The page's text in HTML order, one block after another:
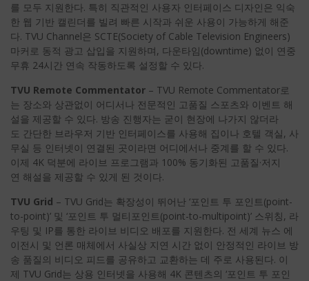
를 모두 지원한다. 특히 직관적인 사용자 인터페이스 디자인은 익숙
한 웹 기반 캘린더를 빌려 빠른 시작과 쉬운 사용이 가능하게 해준
다. TVU Channel은 SCTE(Society of Cable Television Engineers)
마커로 동적 광고 삽입을 지원하며, 다운타임(downtime) 없이 연중
무휴 24시간 연속 작동하도록 설정할 수 있다.
TVU Remote Commentator – TVU Remote Commentator로
는 장소와 상관없이 어디서나 전문적인 고품질 스포츠와 이벤트 해
설을 제공할 수 있다. 방송 진행자는 굳이 현장에 나가지 않더라
도 간단한 브라우저 기반 인터페이스를 사용해 집이나 호텔 객실, 사
무실 등 인터넷이 연결된 곳이라면 어디에서나 중계를 할 수 있다.
이제 4K 덕분에 라이브 프로그램과 100% 동기화된 고품질·저지
연 해설을 제공할 수 있게 된 것이다.
TVU Grid – TVU Grid는 확장성이 뛰어난 ‘포인트 투 포인트(point-
to-point)’ 및 ‘포인트 투 멀티포인트(point-to-multipoint)’ 스위칭, 라
우팅 및 IP를 통한 라이브 비디오 배포를 지원한다. 전 세계 뉴스 에
이전시 및 언론 매체에서 사실상 지연 시간 없이 안정적인 라이브 방
송 품질의 비디오 피드를 공유하고 교환하는 데 주로 사용된다. 이
제 TVU Grid는 상용 인터넷을 사용해 4K 콘텐츠의 ‘포인트 투 포인